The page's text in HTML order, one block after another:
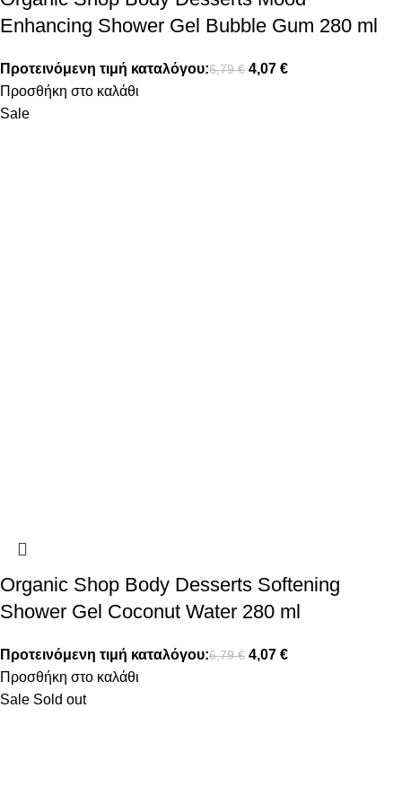
Enhancing Shower Gel Bubble Gum 280 ml
Προτεινόμενη τιμή καταλόγου:6,79€ 4,07 €
Προσθήκη στο καλάθι
Sale
Organic Shop Body Desserts Softening
Shower Gel Coconut Water 280 ml
Προτεινόμενη τιμή καταλόγου:6,79€ 4,07 €
Προσθήκη στο καλάθι
Sale Sold out